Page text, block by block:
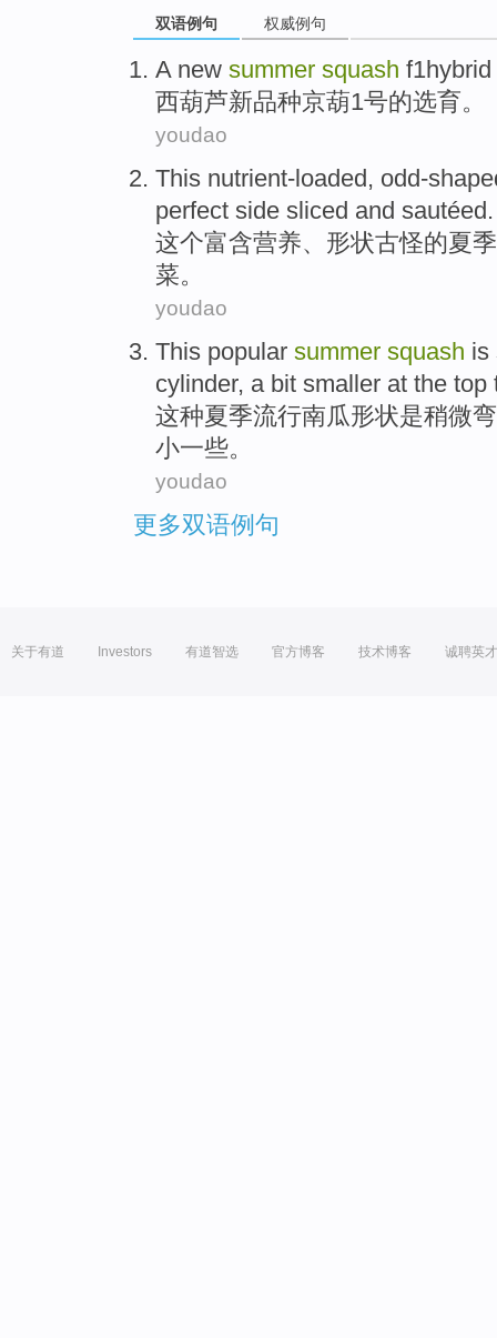
双语例句 权威例句
A new summer squash
西葫芦新品种京葫1号的选育。
youdao
This nutrient-loaded, odd-
perfect side sliced and sautéed.
这个富含营养、形状古怪的夏季
菜。
youdao
This popular summer squash is
cylinder, a bit smaller at the top
这种夏季流行南瓜形状是稍微
小一些。
youdao
更多双语例句
关于有道 Investors 有道智选 官方博客 技术博客 诚聘英才